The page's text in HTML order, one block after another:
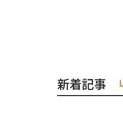
新着記事